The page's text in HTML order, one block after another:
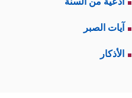
آيات الصبر
الأذكار